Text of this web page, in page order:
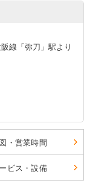
線「弥刀」駅より
・営業時間
ビス・設備